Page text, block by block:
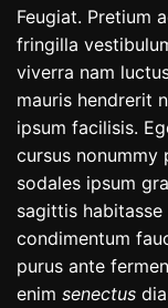
Feugiat. Pretium
fringilla
viverra nam
mauris hendrerit
ipsum facilisis.
cursus
sodales ipsum
sagittis
condimentum
purus ante
enim senectus